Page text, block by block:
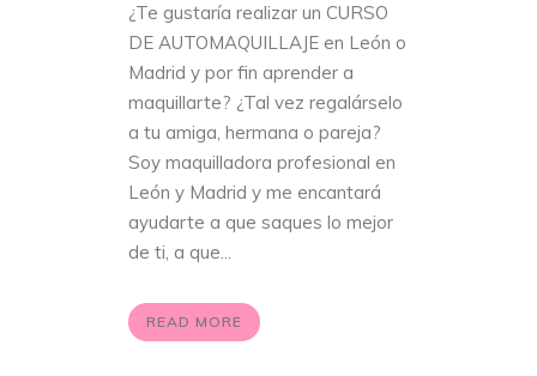
¿Te gustaría realizar un CURSO
DE AUTOMAQUILLAJE en León o
Madrid y por fin aprender a
maquillarte? ¿Tal vez regalárselo
a tu amiga, hermana o pareja?
Soy maquilladora profesional en
León y Madrid y me encantará
ayudarte a que saques lo mejor
de ti, a que...
READ MORE